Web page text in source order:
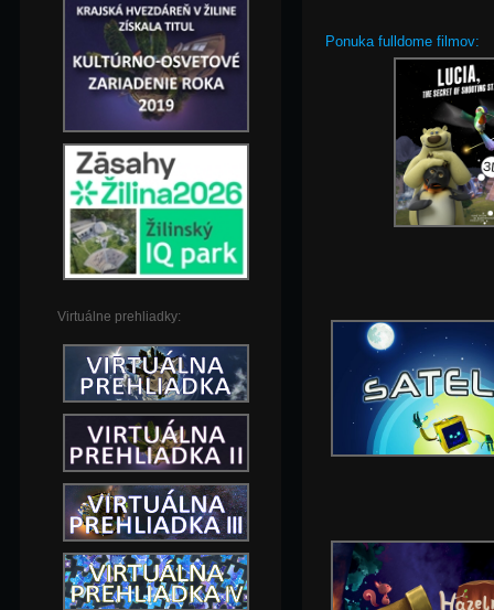
Virtuálne prehliadky:
Ponuka fulldome filmov: